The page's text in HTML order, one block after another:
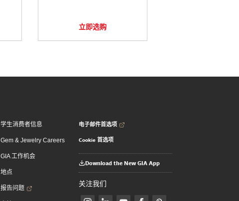
立即选购
学生消费者信息
Gem & Jewelry Careers
GIA 工作机会
地点
报告问题
电子邮件首选项
Cookie 首选项
Download the New GIA App
关注我们